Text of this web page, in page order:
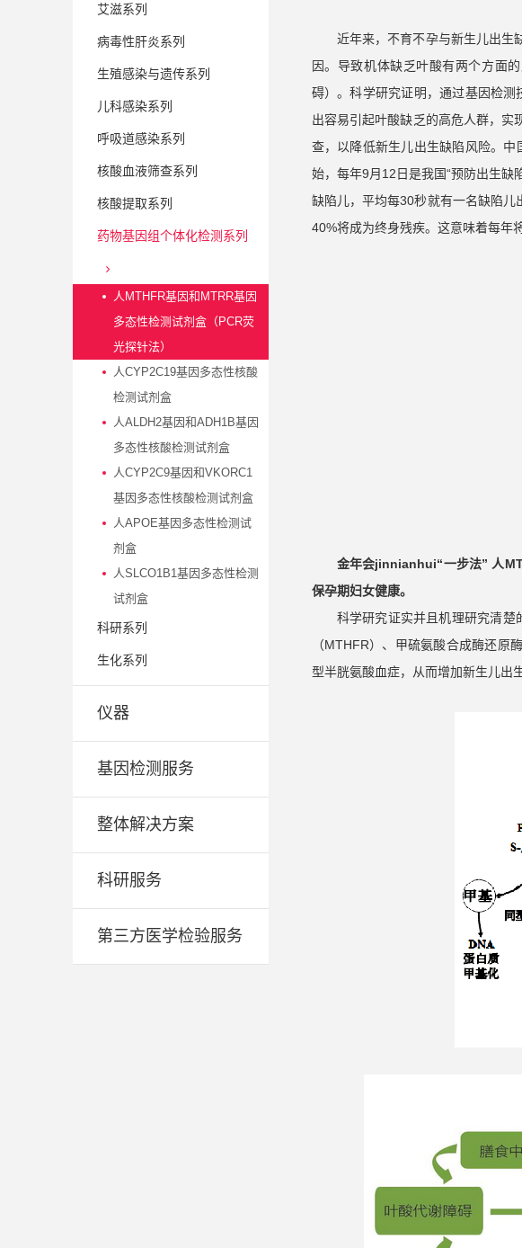
艾滋系列
病毒性肝炎系列
生殖感染与遗传系列
儿科感染系列
呼吸道感染系列
核酸血液筛查系列
核酸提取系列
药物基因组个体化检测系列
人MTHFR基因和MTRR基因
多态性检测试剂盒（PCR荧
光探针法）
人CYP2C19基因多态性核酸
检测试剂盒
人ALDH2基因和ADH1B基因
多态性核酸检测试剂盒
人CYP2C9基因和VKORC1
基因多态性核酸检测试剂盒
人APOE基因多态性检测试
剂盒
人SLCO1B1基因多态性检测
试剂盒
科研系列
生化系列
仪器
基因检测服务
整体解决方案
科研服务
第三方医学检验服务
近年来，不育不孕与新生儿出生
因。导致机体缺乏叶酸有两个方面
碍）。科学研究证明，通过基因检
出容易引起叶酸缺乏的高危人群，
查，以降低新生儿出生缺陷风险。
始，每年9月12日是我国“预防出生
缺陷儿，平均每30秒就有一名缺陷
40%将成为终身残疾。这意味着每年
金年会jinnianhui“一步法” 人
保孕期妇女健康。
科学研究证实并且机理研究清
（MTHFR）、甲硫氨酸合成酶还原
型半胱氨酸血症，从而增加新生儿出